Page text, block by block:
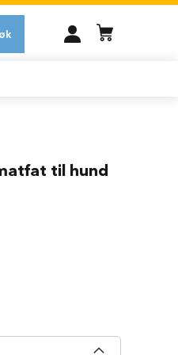
MIN
KONTO
til hund